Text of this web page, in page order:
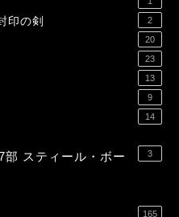
印の剣 2
20
23
13
9
14
部 スティール・ボー
3
165